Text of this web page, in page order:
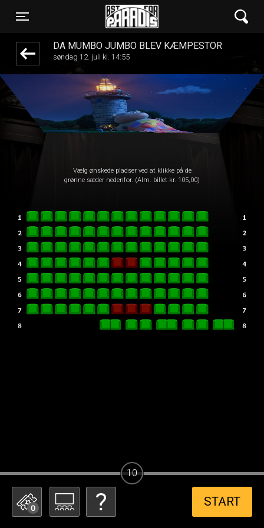
Toggle navigation
Øst for Paradis
DA MUMBO JUMBO BLEV KÆMPESTOR
søndag 12. juli kl. 14:55
Vælg ønskede pladser ved at klikke på de
grønne sæder nedenfor. (Alm. billet kr. 105,00)
0 START
10
1step-front02 083729